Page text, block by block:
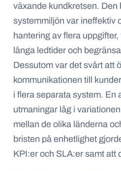
växande kundkretsen. Den
systemmiljön var ineffektiv
hantering av flera
långa ledtider och
Dessutom var det svårt att
kommunikationen till
i flera separata system. En
utmaningar låg i
mellan de olika länderna
bristen på enhetlighet
KPI:er och SLA:er samt att